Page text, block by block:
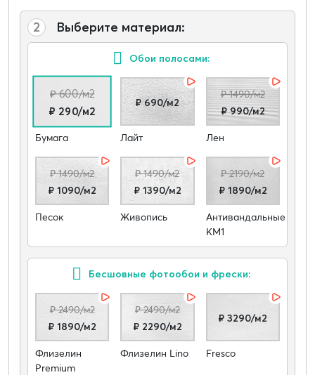
2 Выберите материал:
Обои полосами:
₽ 600/м2
₽ 290/м2
Бумага
₽ 690/м2
Лайт
₽ 1490/м2
₽ 990/м2
Лен
₽ 1490/м2
₽ 1090/м2
Песок
₽ 1490/м2
₽ 1390/м2
Живопись
₽ 2190/м2
₽ 1890/м2
Антивандальные
КМ1
Бесшовные фотообои и фрески:
₽ 2490/м2
₽ 1890/м2
Флизелин
Premium
₽ 2490/м2
₽ 2290/м2
Флизелин Lino
₽ 3290/м2
Fresco